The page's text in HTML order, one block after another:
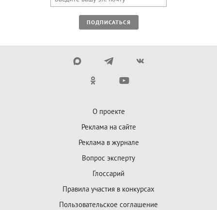
ПОДПИСАТЬСЯ
О проекте
Реклама на сайте
Реклама в журнале
Вопрос эксперту
Глоссарий
Правила участия в конкурсах
Пользовательское соглашение